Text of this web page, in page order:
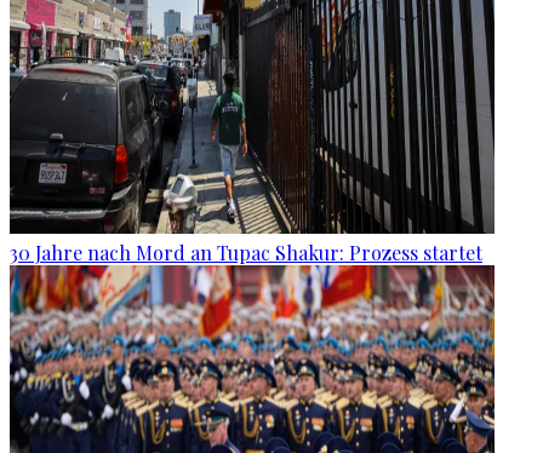
30 Jahre nach Mord an Tupac Shakur: Prozess startet